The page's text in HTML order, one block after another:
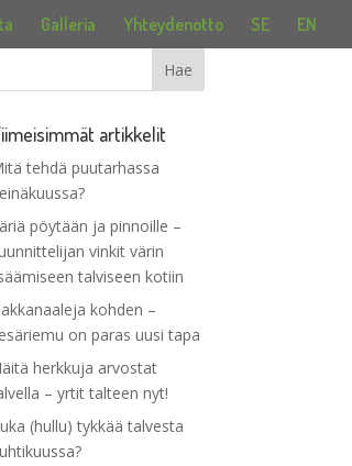
Galleria Yhteydenotto SE EN
artikkelit
tehdä puutarhassa
pöytään ja pinnoille –
vinkit värin
talviseen kotiin
kohden –
on paras uusi tapa
herkkuja arvostat
– yrtit talteen nyt!
(hullu) tykkää talvesta